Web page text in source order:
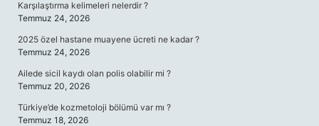
Karşılaştırma kelimeleri nelerdir ?
Temmuz 24, 2026
2025 özel hastane muayene ücreti ne kadar ?
Temmuz 24, 2026
Ailede sicil kaydı olan polis olabilir mi ?
Temmuz 20, 2026
Türkiye’de kozmetoloji bölümü var mı ?
Temmuz 18, 2026